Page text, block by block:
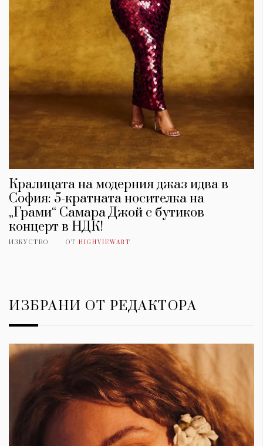
Кралицата на модерния джаз идва в
София: 5-кратната носителка на
„Грами“ Самара Джой с бутиков
концерт в НДК!
ИЗКУСТВО ОТ HIGHVIEWART
ИЗБРАНИ ОТ РЕДАКТОРА